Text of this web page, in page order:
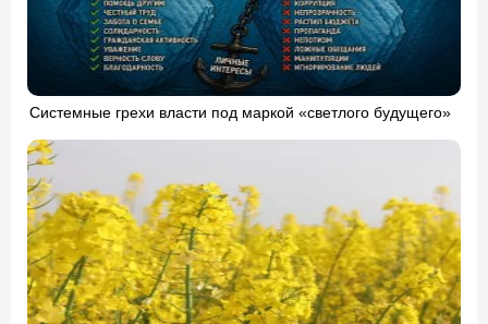
Системные грехи власти под маркой «светлого будущего»